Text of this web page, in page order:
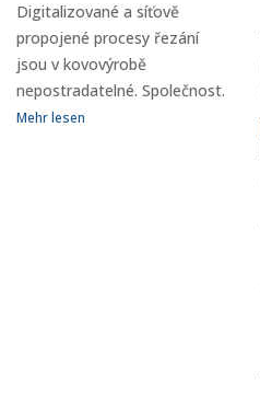
Digitalizované a síťově
propojené procesy řezání
jsou v kovovýrobě
nepostradatelné. Společnost.
Mehr lesen